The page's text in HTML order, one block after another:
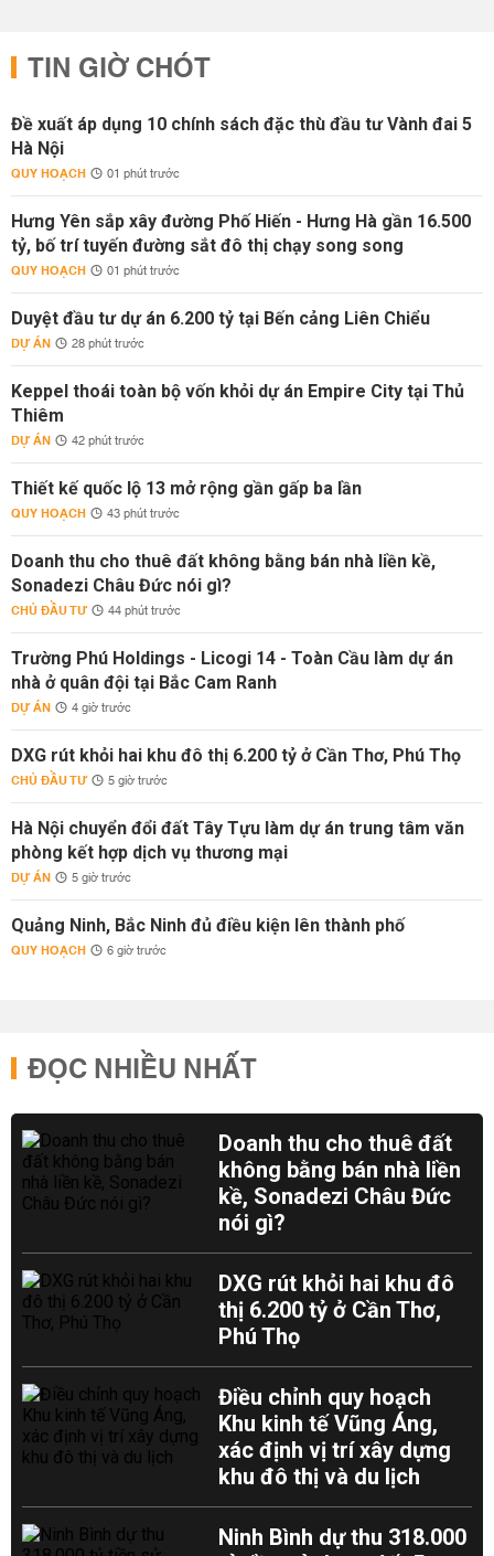
TIN GIỜ CHÓT
Đề xuất áp dụng 10 chính sách đặc thù đầu tư Vành đai 5
Hà Nội
QUY HOẠCH 01 phút trước
Hưng Yên sắp xây đường Phố Hiến - Hưng Hà gần 16.500
tỷ, bố trí tuyến đường sắt đô thị chạy song song
QUY HOẠCH 01 phút trước
Duyệt đầu tư dự án 6.200 tỷ tại Bến cảng Liên Chiểu
DỰ ÁN 28 phút trước
Keppel thoái toàn bộ vốn khỏi dự án Empire City tại Thủ
Thiêm
DỰ ÁN 42 phút trước
Thiết kế quốc lộ 13 mở rộng gần gấp ba lần
QUY HOẠCH 43 phút trước
Doanh thu cho thuê đất không bằng bán nhà liền kề,
Sonadezi Châu Đức nói gì?
CHỦ ĐẦU TƯ 44 phút trước
Trường Phú Holdings - Licogi 14 - Toàn Cầu làm dự án
nhà ở quân đội tại Bắc Cam Ranh
DỰ ÁN 4 giờ trước
DXG rút khỏi hai khu đô thị 6.200 tỷ ở Cần Thơ, Phú Thọ
CHỦ ĐẦU TƯ 5 giờ trước
Hà Nội chuyển đổi đất Tây Tựu làm dự án trung tâm văn
phòng kết hợp dịch vụ thương mại
DỰ ÁN 5 giờ trước
Quảng Ninh, Bắc Ninh đủ điều kiện lên thành phố
QUY HOẠCH 6 giờ trước
ĐỌC NHIỀU NHẤT
Doanh thu cho thuê đất
không bằng bán nhà liền
kề, Sonadezi Châu Đức
nói gì?
DXG rút khỏi hai khu đô
thị 6.200 tỷ ở Cần Thơ,
Phú Thọ
Điều chỉnh quy hoạch
Khu kinh tế Vũng Áng,
xác định vị trí xây dựng
khu đô thị và du lịch
Ninh Bình dự thu 318.000